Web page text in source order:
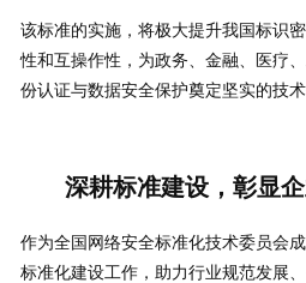
该标准的实施，将极大提升我国标识
性和互操作性，为政务、金融、医疗
份认证与数据安全保护奠定坚实的技术
深耕标准建设，彰显
作为全国网络安全标准化技术委员会
标准化建设工作，助力行业规范发展